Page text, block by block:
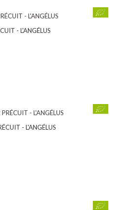
- L'ANGÉLUS
- L'ANGÉLUS